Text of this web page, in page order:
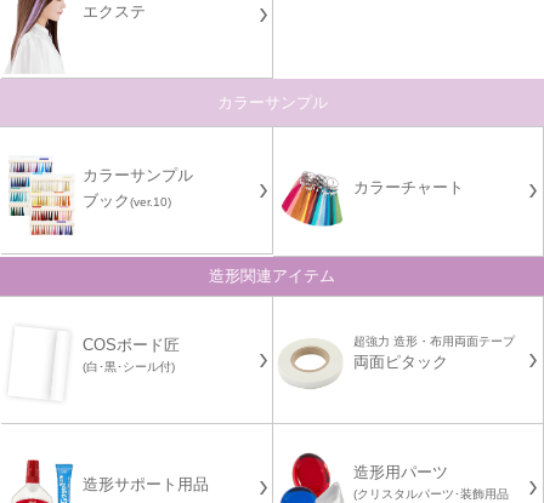
エクステ
カラーサンプル
カラーサンプル
ブック(ver.10)
カラーチャート
造形関連アイテム
COSボード匠
(白･黒･シール付)
超強力 造形・布用両面テープ
両面ピタック
造形サポート用品
造形用パーツ
(クリスタルパーツ･装飾用品